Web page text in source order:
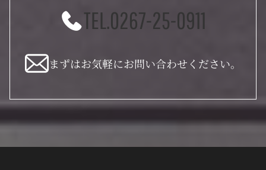
TEL.0267-25-0911
まずはお気軽にお問い合わせください。